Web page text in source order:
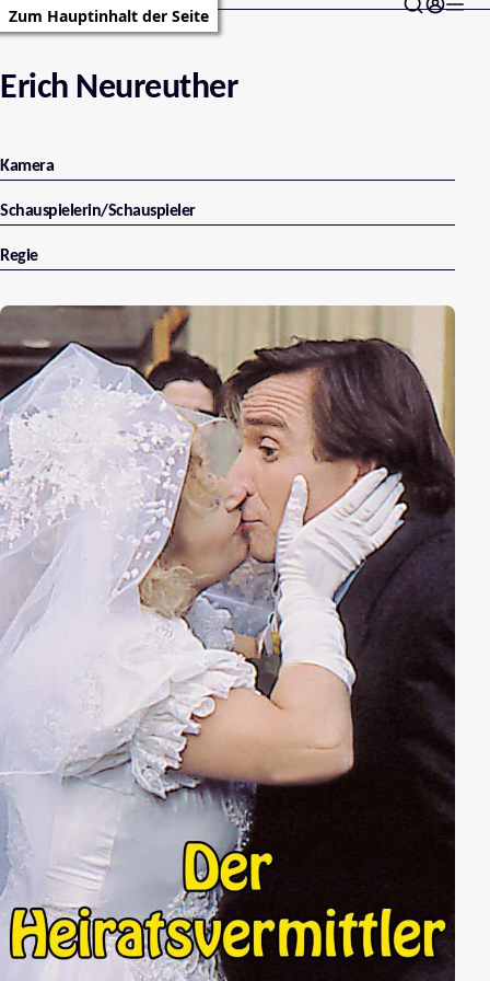
Zum Hauptinhalt der Seite
Erich Neureuther
Kamera
Schauspielerin/Schauspieler
Regie